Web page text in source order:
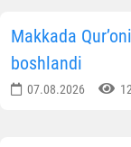
Makkada
boshlandi
07.08.2026